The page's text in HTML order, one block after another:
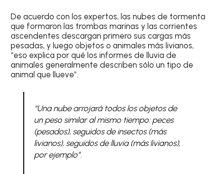
De acuerdo con los expertos, las nubes de tormenta
que formaron las trombas marinas y las corrientes
ascendentes descargan primero sus cargas más
pesadas, y luego objetos o animales más livianos,
“eso explica por qué los informes de lluvia de
animales generalmente describen sólo un tipo de
animal que llueve”.
“Una nube arrojará todos los objetos de
un peso similar al mismo tiempo: peces
(pesados), seguidos de insectos (más
livianos), seguidos de lluvia (más livianos),
por ejemplo”.